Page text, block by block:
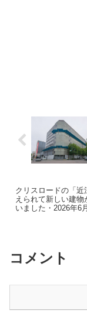
クリスロードの「
えられて新しい建
いました・2026年6月
コメント